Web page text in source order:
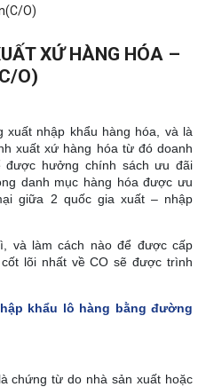
O)
XỨ HÀNG HÓA –
O)
xuất nhập khẩu hàng hóa, và là
xuất xứ hàng hóa từ đó doanh
được hưởng chính sách ưu đãi
danh mục hàng hóa được ưu
giữa 2 quốc gia xuất – nhập
và làm cách nào để được cấp
lõi nhất về CO sẽ được trình
khẩu lô hàng bằng đường
là chứng từ do nhà sản xuất hoặc